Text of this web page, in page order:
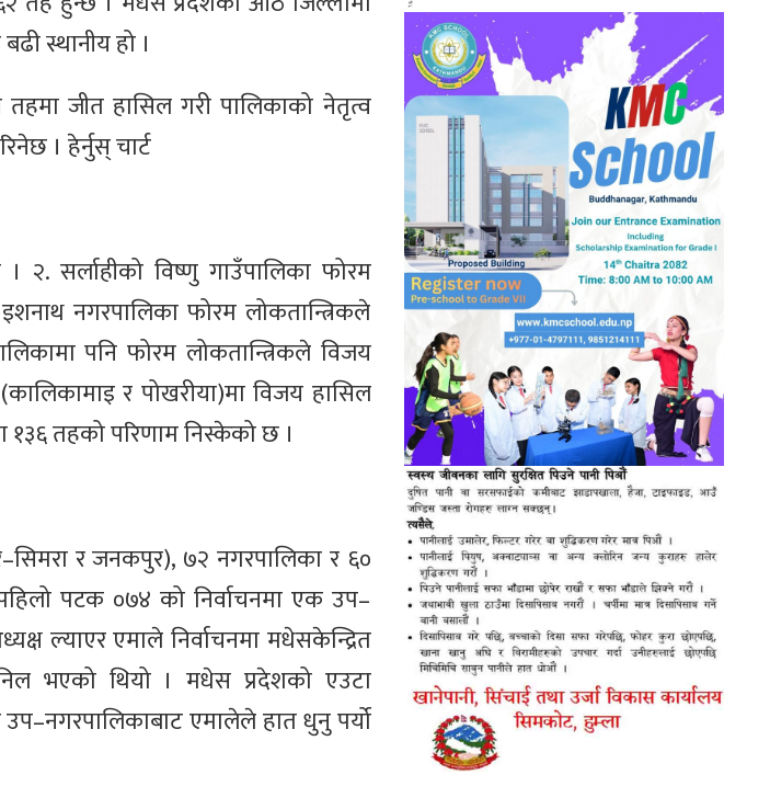
स्थानीय हो ।
जीत हासिल गरी पालिकाको नेतृत्व
। हेर्नुस् चार्ट
२. सर्लाहीको विष्णु गाउँपालिका फोरम
नगरपालिका फोरम लोकतान्त्रिकले
पनि फोरम लोकतान्त्रिकले विजय
र पोखरीया)मा विजय हासिल
१३६ तहको परिणाम निस्केको छ ।
र जनकपुर), ७२ नगरपालिका र ६०
पटक ०७४ को निर्वाचनमा एक उप–
ल्याएर एमाले निर्वाचनमा मधेसकेन्द्रित
भएको थियो । मधेस प्रदेशको एउटा
एमालेले हात धुनु पर्यो